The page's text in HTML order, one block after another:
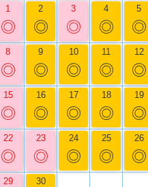
1
◎
2
◎
3
◎
4
◎
5
◎
8
◎
9
◎
10
◎
11
◎
12
◎
15
◎
16
◎
17
◎
18
◎
19
◎
22
◎
23
◎
24
◎
25
◎
26
◎
29 30